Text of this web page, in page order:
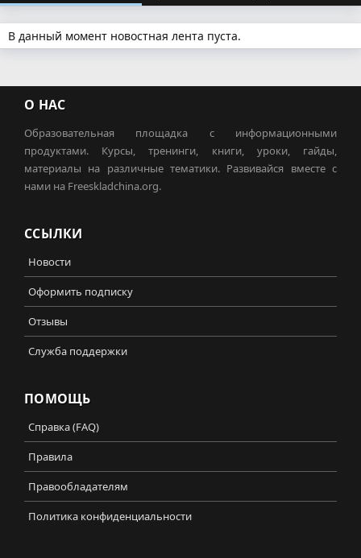
В данный момент новостная лента пуста.
О НАС
Образовательная площадка с информационными
продуктами. Курсы, тренинги, книги, уроки, гайды,
материалы на различные тематики. Развивайся вместе с
нами на Freeskladchina.org.
ССЫЛКИ
Новости
Оформить подписку
Отзывы
Служба поддержки
ПОМОЩЬ
Справка (FAQ)
Правила
Правообладателям
Политика конфиденциальности